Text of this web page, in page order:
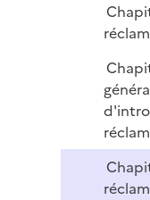
i
e
r